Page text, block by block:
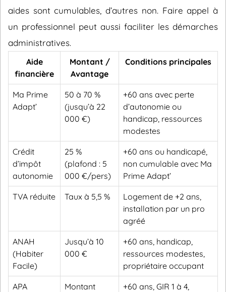
aides sont cumulables, d’autres non. Faire appel à
un professionnel peut aussi faciliter les démarches
administratives.
Aide
financière
Montant /
Avantage
Conditions principales
Ma Prime
Adapt’
50 à 70 %
(jusqu’à 22
000 €)
+60 ans avec perte
d’autonomie ou
handicap, ressources
modestes
Crédit
d’impôt
autonomie
25 %
(plafond : 5
000 €/pers)
+60 ans ou handicapé,
non cumulable avec Ma
Prime Adapt’
TVA réduite Taux à 5,5 %
Logement de +2 ans,
installation par un pro
agréé
ANAH
(Habiter
Facile)
Jusqu’à 10
000 €
+60 ans, handicap,
ressources modestes,
propriétaire occupant
APA
Montant
+60 ans, GIR 1 à 4,